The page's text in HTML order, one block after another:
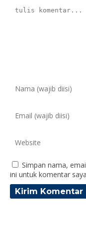
Simpan nama,
ini untuk komentar